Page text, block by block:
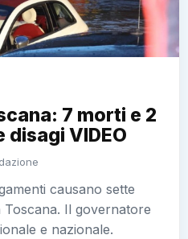
7 morti e 2
disagi VIDEO
causano sette
Toscana. Il governatore
e nazionale.